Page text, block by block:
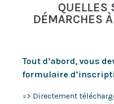
QUELLES
DÉMARCHES
Tout d’abord, vous
formulaire
=> Directement